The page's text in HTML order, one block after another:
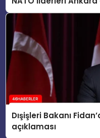
Dışişleri Bakanı
açıklaması